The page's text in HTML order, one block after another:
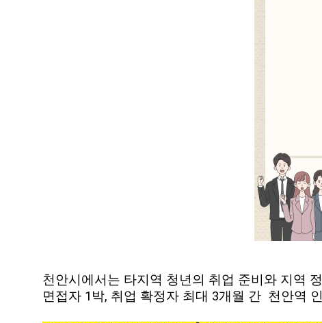
천안시에서는 타지역 청년의 취업 준비와 지역
면접자 1박, 취업 확정자 최대 3개월 간 천안역